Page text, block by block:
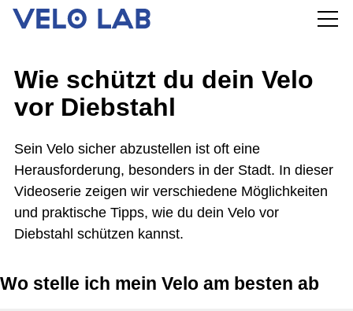
Wie schützt du dein Velo
vor Diebstahl
Sein Velo sicher abzustellen ist oft eine
Herausforderung, besonders in der Stadt. In dieser
Videoserie zeigen wir verschiedene Möglichkeiten
und praktische Tipps, wie du dein Velo vor
Diebstahl schützen kannst.
Wo stelle ich mein Velo am besten ab